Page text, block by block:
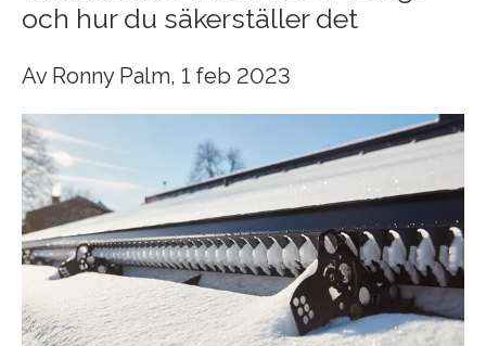
och hur du säkerställer det
Av Ronny Palm, 1 feb 2023